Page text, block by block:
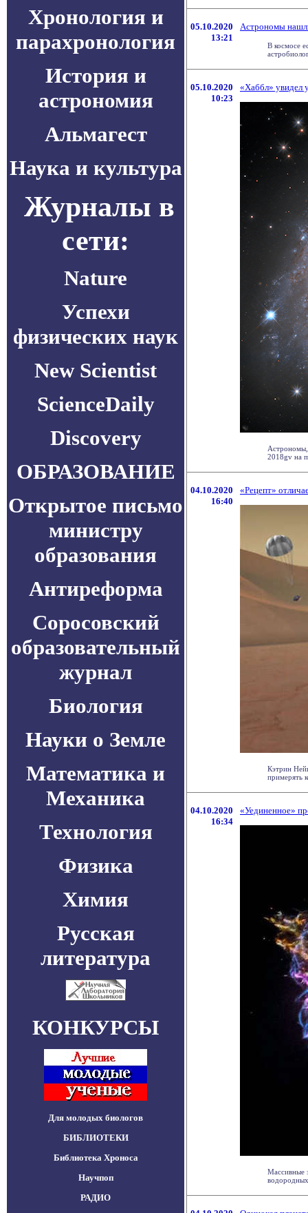
Хронология и
парахронология
История и
астрономия
Альмагест
Наука и культура
Журналы в
сети:
Nature
Успехи
физических наук
New Scientist
ScienceDaily
Discovery
ОБРАЗОВАНИЕ
Открытое письмо
министру
образования
Антиреформа
Соросовский
образовательный
журнал
Биология
Науки о Земле
Математика и
Механика
Технология
Физика
Химия
Русская
литература
КОНКУРСЫ
Для молодых биологов
БИБЛИОТЕКИ
Библиотека Хроноса
Научпоп
РАДИО
05.10.2020
13:21
Астрономы
В космосе
05.10.2020
10:23
«Хаббл» увидел
2018gv на
04.10.2020
16:40
«Рецепт»
Кэтрин
примерять
04.10.2020
16:34
«Уединенное»
Массивные